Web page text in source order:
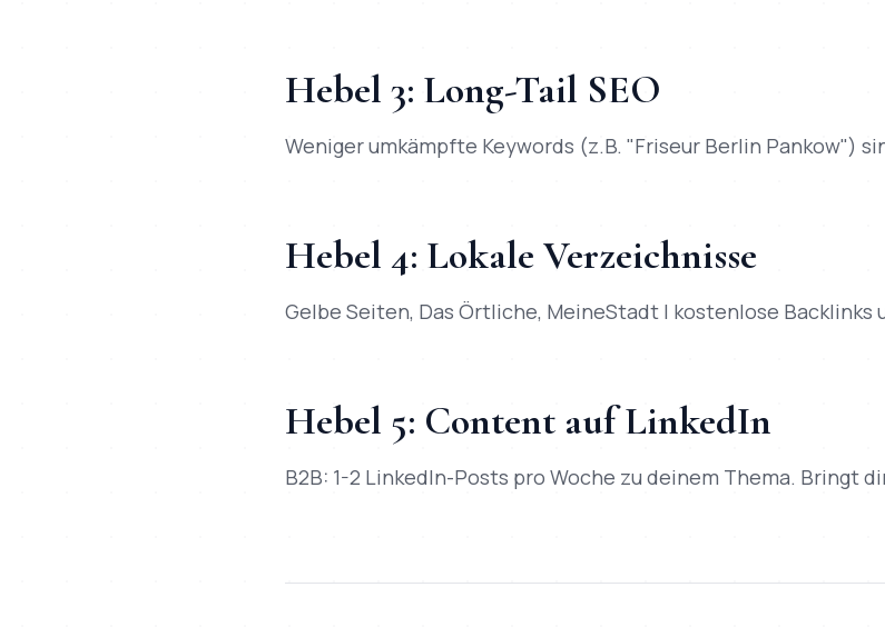
Hebel 3: Long-Tail SEO
Weniger umkämpfte Keywords (z.B. "Friseur Berlin Pankow")
Hebel 4: Lokale Verzeichnisse
Gelbe Seiten, Das Örtliche, MeineStadt | kostenlose Backlinks
Hebel 5: Content auf LinkedIn
B2B: 1-2 LinkedIn-Posts pro Woche zu deinem Thema. Bringt